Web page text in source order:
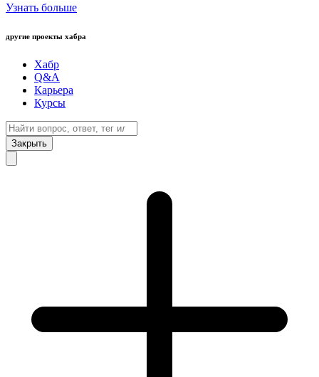
Узнать больше
другие проекты хабра
Хабр
Q&A
Карьера
Курсы
Закрыть